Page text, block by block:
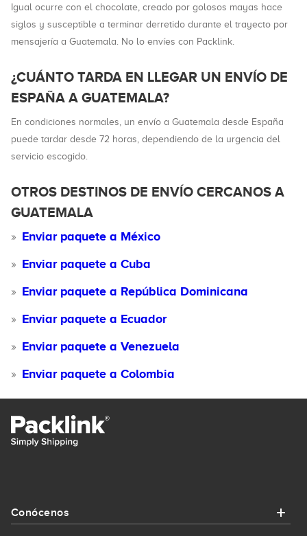
Igual ocurre con el chocolate, creado por golosos mayas hace
siglos y susceptible a terminar derretido durante el trayecto por
mensajería a Guatemala. No lo envíes con Packlink.
¿CUÁNTO TARDA EN LLEGAR UN ENVÍO DE
ESPAÑA A GUATEMALA?
En condiciones normales, un envío a Guatemala desde España
puede tardar desde 72 horas, dependiendo de la urgencia del
servicio escogido.
OTROS DESTINOS DE ENVÍO CERCANOS A
GUATEMALA
Enviar paquete a México
Enviar paquete a Cuba
Enviar paquete a República Dominicana
Enviar paquete a Ecuador
Enviar paquete a Venezuela
Enviar paquete a Colombia
Conócenos